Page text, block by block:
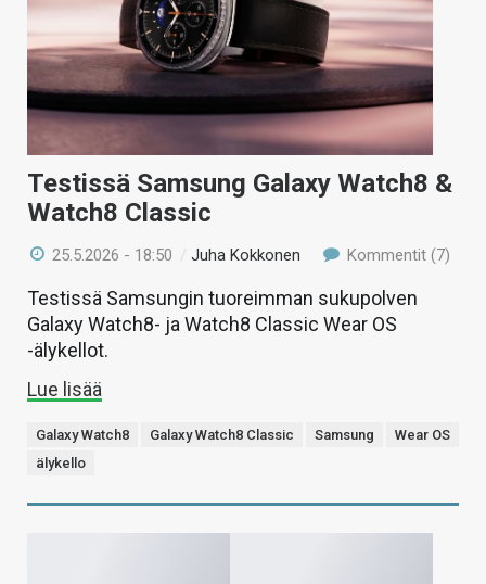
Testissä Samsung Galaxy Watch8 &
Watch8 Classic
25.5.2026 - 18:50 /Juha Kokkonen Kommentit (7)
Testissä Samsungin tuoreimman sukupolven
Galaxy Watch8- ja Watch8 Classic Wear OS
-älykellot.
Lue lisää
Galaxy Watch8 Galaxy Watch8 Classic Samsung
Wear OS
älykello